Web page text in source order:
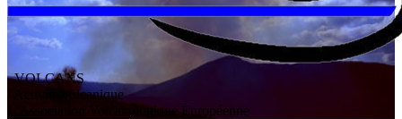
VOLCANS
/ Activité volcanique
ssociation V olcanologiqueEuropéenne